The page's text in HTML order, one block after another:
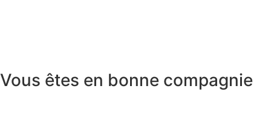
Vous êtes en bonne compagnie